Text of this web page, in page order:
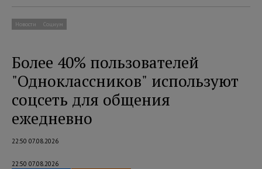
Новости Социум
Более 40% пользователей
"Одноклассников" используют
соцсеть для общения
ежедневно
22:50 07.08.2026
22:50 07.08.2026